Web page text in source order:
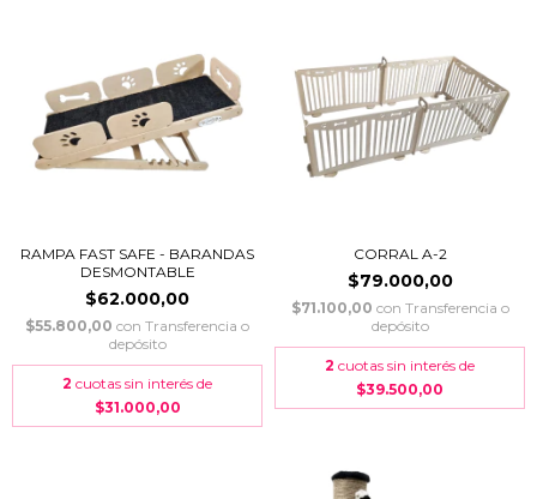
RAMPA FAST SAFE - BARANDAS
DESMONTABLE
$62.000,00
$55.800,00 con Transferencia o
depósito
2 cuotas sin interés de
$31.000,00
CORRAL A-2
$79.000,00
$71.100,00 con Transferencia o
depósito
2 cuotas sin interés de
$39.500,00